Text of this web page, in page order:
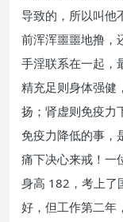
导致的，所以叫他
前浑浑噩噩地撸，
手淫联系在一起，
精充足则身体强健
扬；肾虚则免疫力
免疫力降低的事，
痛下决心来戒！一
身高 182，考上了
好，但工作第二年